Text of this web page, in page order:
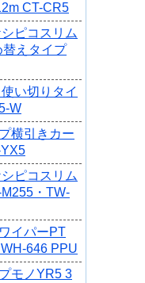
CT-CR5
ピコスリム
えタイプ
い切りタイ
W
横引きカー
ピコスリム
・TW-
イパーPT
646 PPU
モノYR5 3